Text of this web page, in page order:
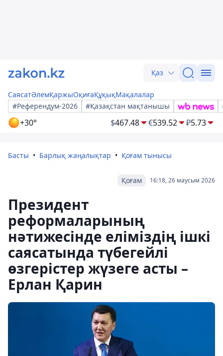
Қаз
СаясатӘлемҚаржыОқиғаҚұқықМақалалар
#Референдум-2026
#Қазақстан мақтанышы
+30° $467.48 €539.52 ₽5.73
Басты Барлық жаңалықтар Қоғам тынысы
16:18, 26 маусым 2026
Қоғам
Президент
реформаларының
нәтижесінде еліміздің ішкі
саясатында түбегейлі
өзгерістер жүзеге асты –
Ерлан Қарин